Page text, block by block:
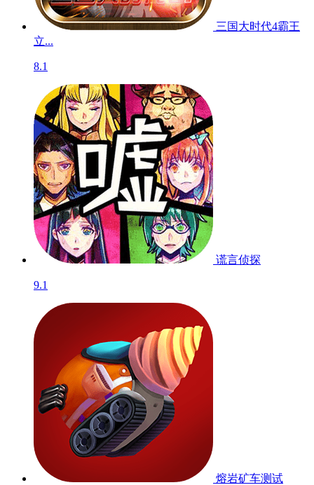
三国大时代4霸王
立...
8.1
谎言侦探
9.1
熔岩矿车测试